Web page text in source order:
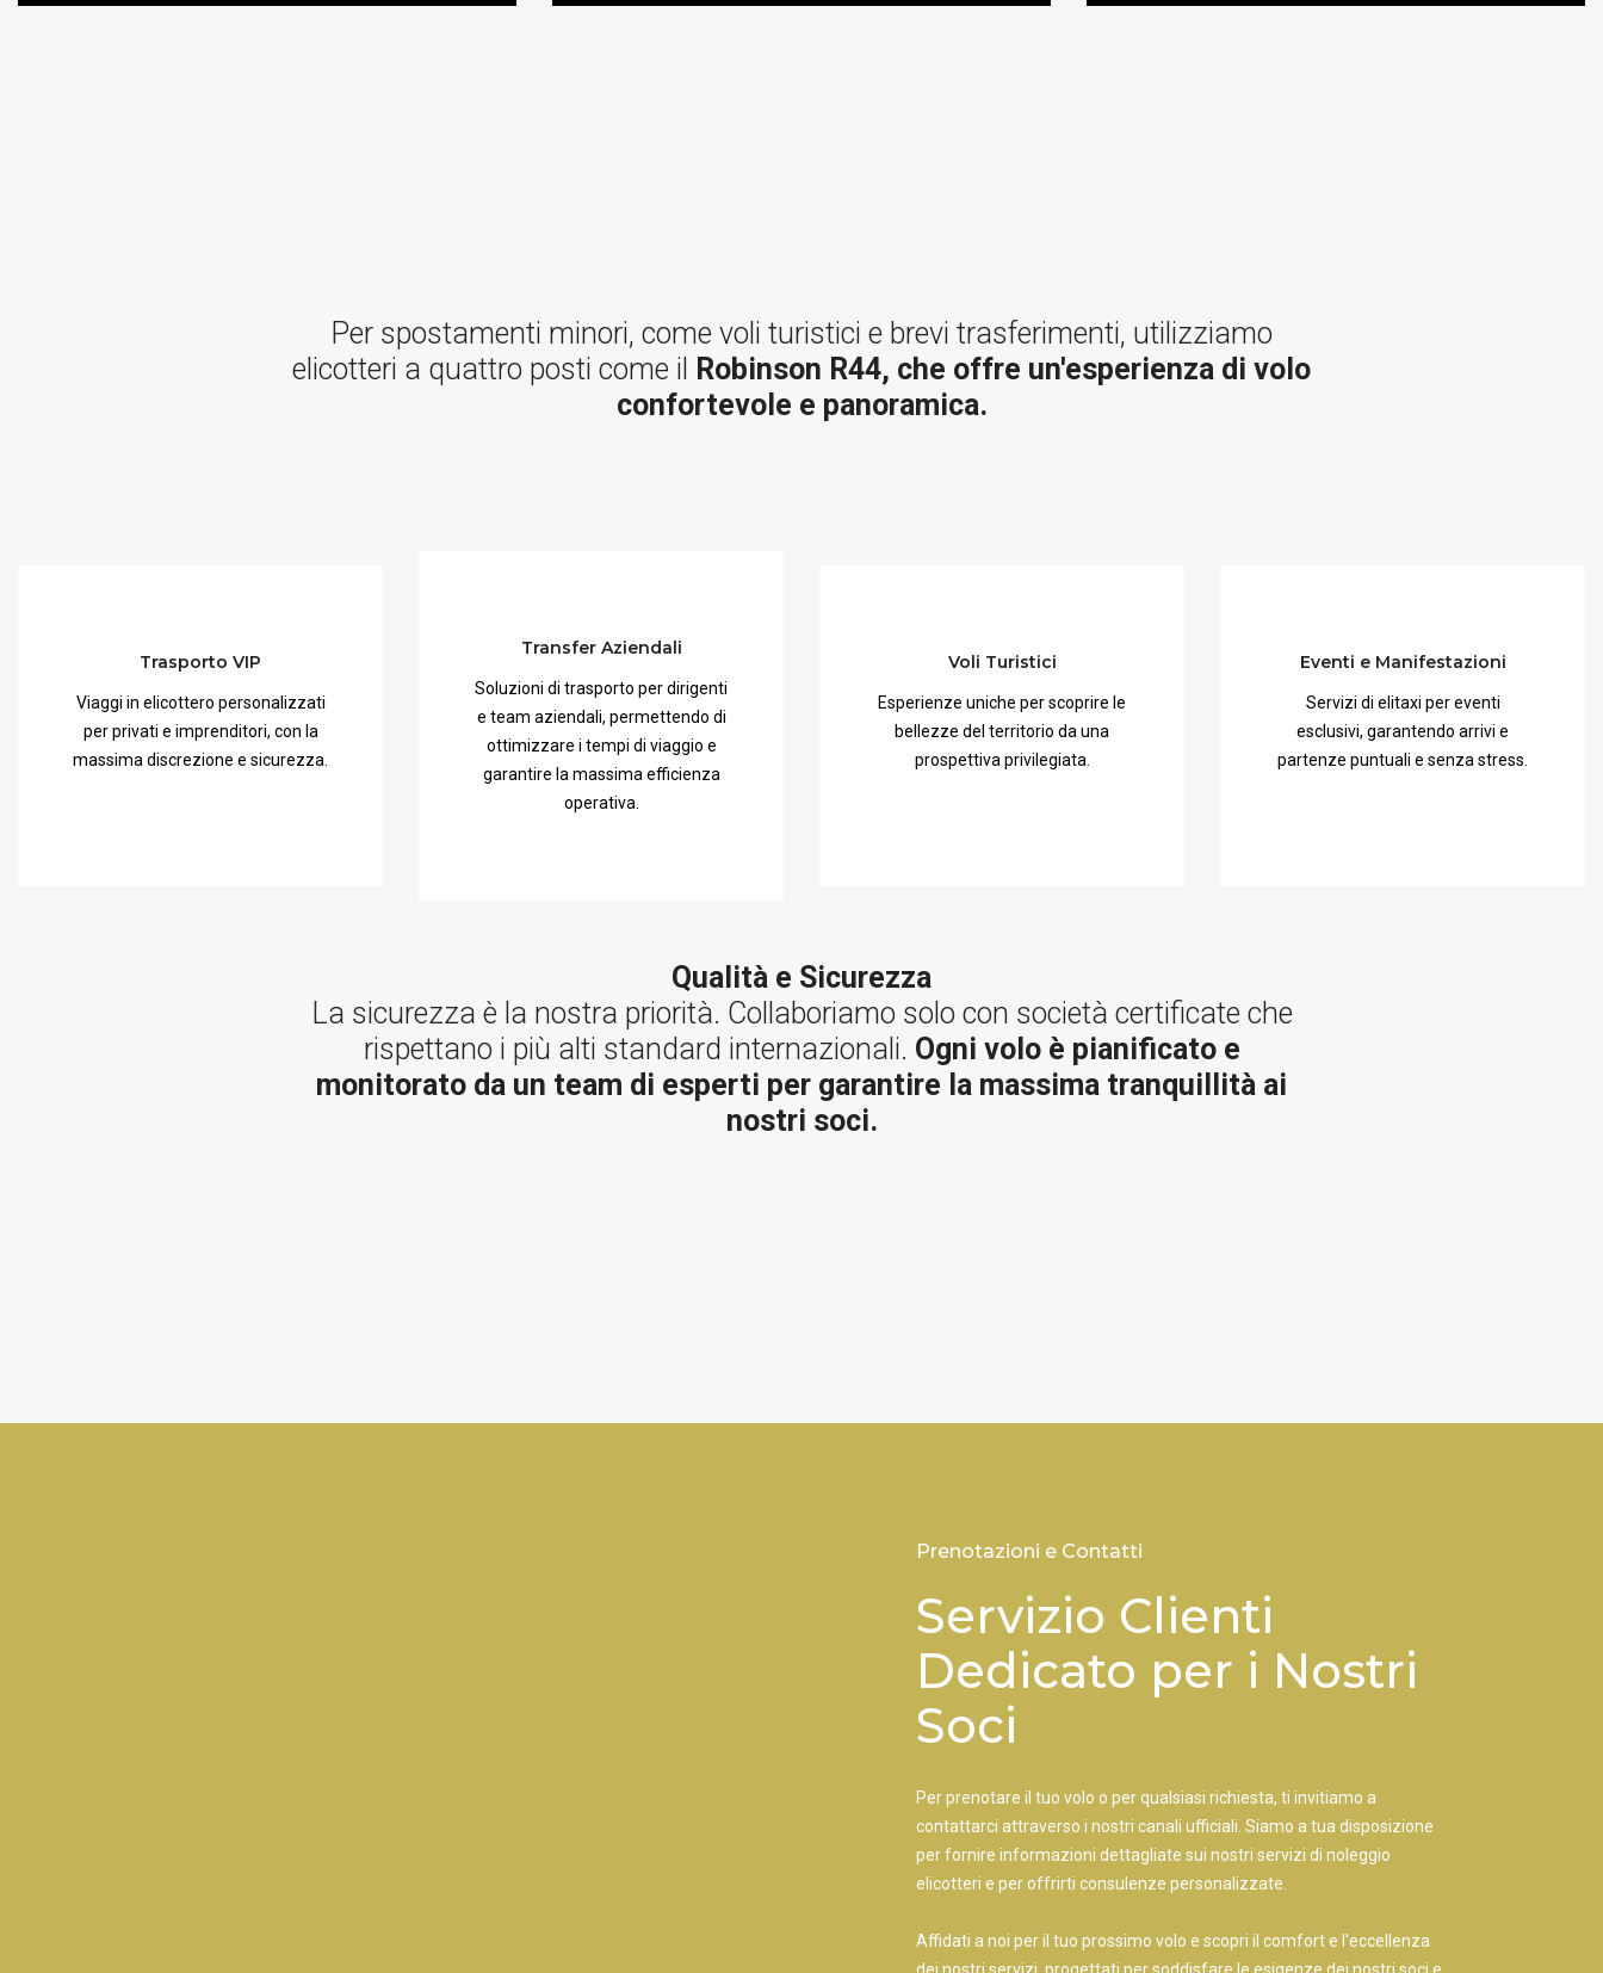
Per spostamenti minori, come voli turistici e brevi trasferimenti, utilizziamo
elicotteri a quattro posti come il Robinson R44, che offre un'esperienza di volo
confortevole e panoramica.
Trasporto VIP
Viaggi in elicottero personalizzati
per privati e imprenditori, con la
massima discrezione e sicurezza.
Transfer Aziendali
Soluzioni di trasporto per dirigenti
e team aziendali, permettendo di
ottimizzare i tempi di viaggio e
garantire la massima efficienza
operativa.
Voli Turistici
Esperienze uniche per scoprire le
bellezze del territorio da una
prospettiva privilegiata.
Eventi e Manifestazioni
Servizi di elitaxi per eventi
esclusivi, garantendo arrivi e
partenze puntuali e senza stress.
Qualità e Sicurezza
La sicurezza è la nostra priorità. Collaboriamo solo con società certificate che
rispettano i più alti standard internazionali. Ogni volo è pianificato e
monitorato da un team di esperti per garantire la massima tranquillità ai
nostri soci.
Prenotazioni e Contatti
Servizio Clienti
Dedicato per i Nostri
Soci
Per prenotare il tuo volo o per qualsiasi richiesta, ti invitiamo a
contattarci attraverso i nostri canali ufficiali. Siamo a tua disposizione
per fornire informazioni dettagliate sui nostri servizi di noleggio
elicotteri e per offrirti consulenze personalizzate.
Affidati a noi per il tuo prossimo volo e scopri il comfort e l'eccellenza